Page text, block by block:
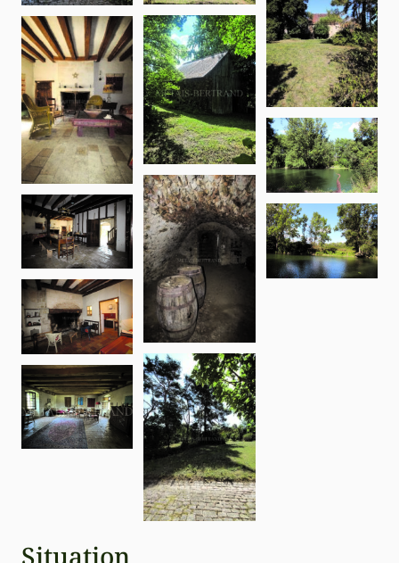
D
E
F
G
Emissions of CO2 are important
Situation